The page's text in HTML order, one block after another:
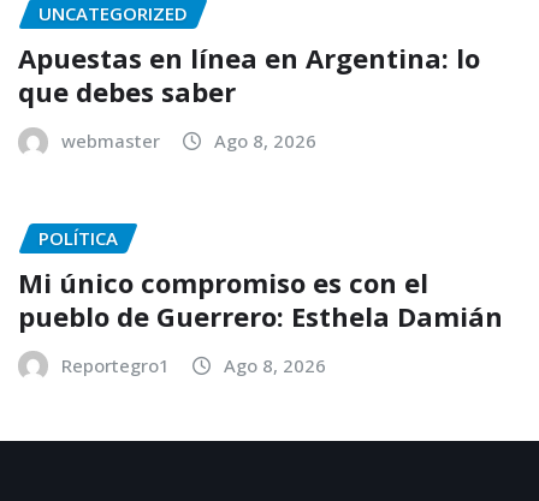
UNCATEGORIZED
Apuestas en línea en Argentina: lo
que debes saber
webmaster Ago 8, 2026
POLÍTICA
Mi único compromiso es con el
pueblo de Guerrero: Esthela Damián
Reportegro1 Ago 8, 2026